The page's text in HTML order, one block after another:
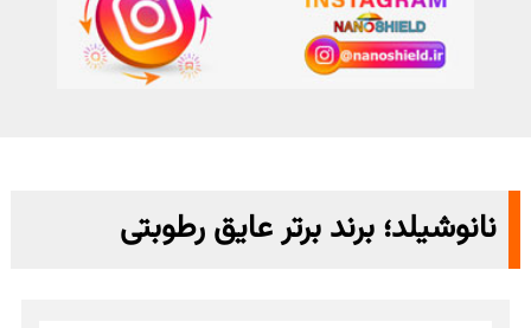
نانوشیلد؛ برند برتر عایق رطوبتی